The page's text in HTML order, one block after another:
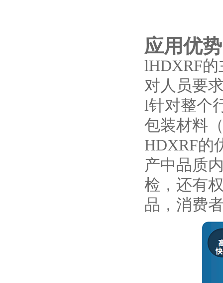
应用优势
lHDXRF
对人员要
l针对整个
包装材料
HDXRF的
产中品质
检，还有
品，消费